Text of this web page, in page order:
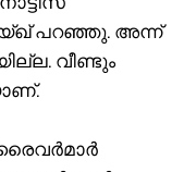
പറഞ്ഞു. അന്ന്
വീണ്ടും